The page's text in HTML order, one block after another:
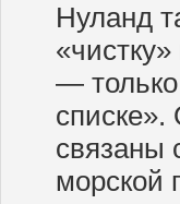
Нуланд
—
связаны
морской